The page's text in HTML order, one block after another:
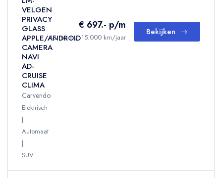
VELGEN
PRIVACY
GLASS
APPLE/ANDROID
CAMERA
NAVI
AD-
CRUISE
CLIMA
Carvendo
Elektrisch
Automaat
SUV
€ 697.- p/m
48 mnd / 15.000 km/jaar
Bekijken